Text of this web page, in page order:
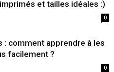
et tailles idéales :)
0
: comment apprendre à les
facilement ?
0